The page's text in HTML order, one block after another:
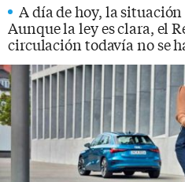
A día de hoy, la
Aunque la ley es clara, el
circulación todavía no se